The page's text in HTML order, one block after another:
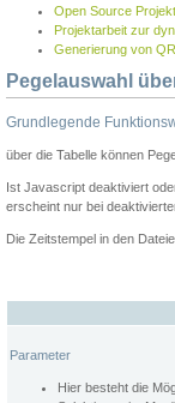
Open Source
Projektarbeit zur
Generierung von
Pegelauswahl
Grundlegende
über die Tabelle können
Ist Javascript deaktiviert
erscheint nur bei
Die Zeitstempel in den
Parameter
Hier besteht die